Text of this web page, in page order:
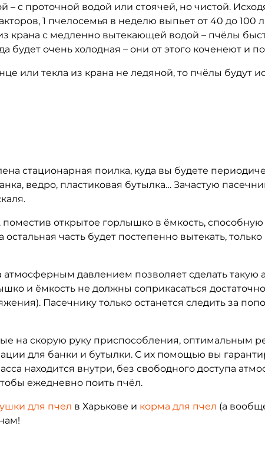
с проточной водой или стоячей, но чистой.
1 пчелосемья в неделю выпьет от 40 до 100
крана с медленно вытекающей водой – пчёлы
будет очень холодная – они от этого коченеют и
или текла из крана не ледяной, то пчёлы будут
стационарная поилка, куда вы будете
ведро, пластиковая бутылка… Зачастую
открытое горлышко в ёмкость,
часть будет постепенно вытекать, только
давлением позволяет сделать такую
и ёмкость не должны соприкасаться
Пасечнику только останется следить за
на скорую руку приспособления, оптимальным
для банки и бутылки. С их помощью вы
находится внутри, без свободного доступа
ежедневно поить пчёл.
для пчел в Харькове и корма для пчел (а